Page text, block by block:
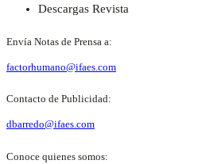
Descargas Revista
Envía Notas de Prensa a:
factorhumano@ifaes.com
Contacto de Publicidad:
dbarredo@ifaes.com
Conoce quienes somos: